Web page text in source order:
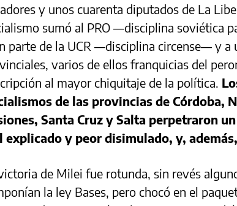
y unos cuarenta diputados de La
sumó al PRO —disciplina soviética
parte de la UCR —disciplina circense— y a
varios de ellos franquicias del
al mayor chiquitaje de la política.
de las provincias de Córdoba,
Santa Cruz y Salta perpetraron
explicado y peor disimulado, y,
de Milei fue rotunda, sin revés
la ley Bases, pero chocó en el